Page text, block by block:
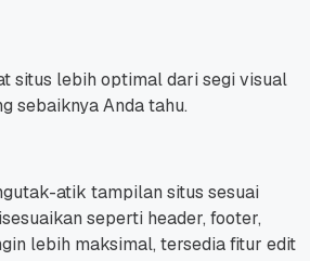
situs lebih optimal dari segi visual
sebaiknya Anda tahu.
atik tampilan situs sesuai
seperti header, footer,
lebih maksimal, tersedia fitur edit